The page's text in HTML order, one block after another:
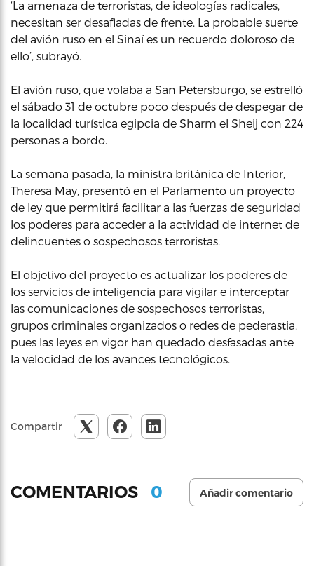
‘La amenaza de terroristas, de ideologías radicales,
necesitan ser desafiadas de frente. La probable suerte
del avión ruso en el Sinaí es un recuerdo doloroso de
ello’, subrayó.
El avión ruso, que volaba a San Petersburgo, se estrelló
el sábado 31 de octubre poco después de despegar de
la localidad turística egipcia de Sharm el Sheij con 224
personas a bordo.
La semana pasada, la ministra británica de Interior,
Theresa May, presentó en el Parlamento un proyecto
de ley que permitirá facilitar a las fuerzas de seguridad
los poderes para acceder a la actividad de internet de
delincuentes o sospechosos terroristas.
El objetivo del proyecto es actualizar los poderes de
los servicios de inteligencia para vigilar e interceptar
las comunicaciones de sospechosos terroristas,
grupos criminales organizados o redes de pederastia,
pues las leyes en vigor han quedado desfasadas ante
la velocidad de los avances tecnológicos.
Compartir
COMENTARIOS 0 Añadir comentario